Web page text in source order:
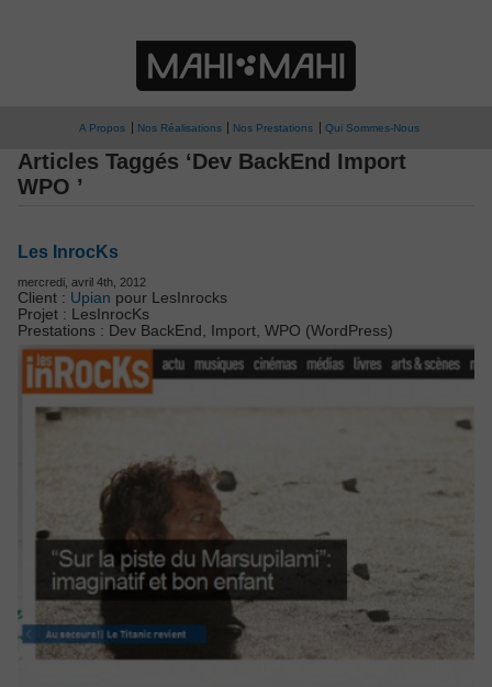
A Propos Nos Réalisations Nos Prestations Qui Sommes-Nous
Articles Taggés ‘Dev BackEnd Import
WPO ’
Les InrocKs
mercredi, avril 4th, 2012
Client : Upian pour LesInrocks
Projet : LesInrocKs
Prestations : Dev BackEnd, Import, WPO (WordPress)